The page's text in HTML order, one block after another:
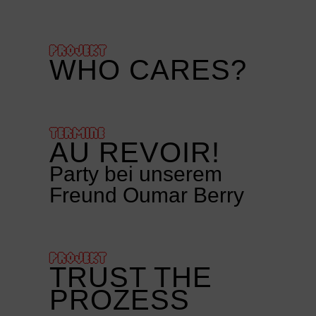
PROJEKT
WHO CARES?
TERMINE
AU REVOIR!
Party bei unserem
Freund Oumar Berry
PROJEKT
TRUST THE
PROZESS